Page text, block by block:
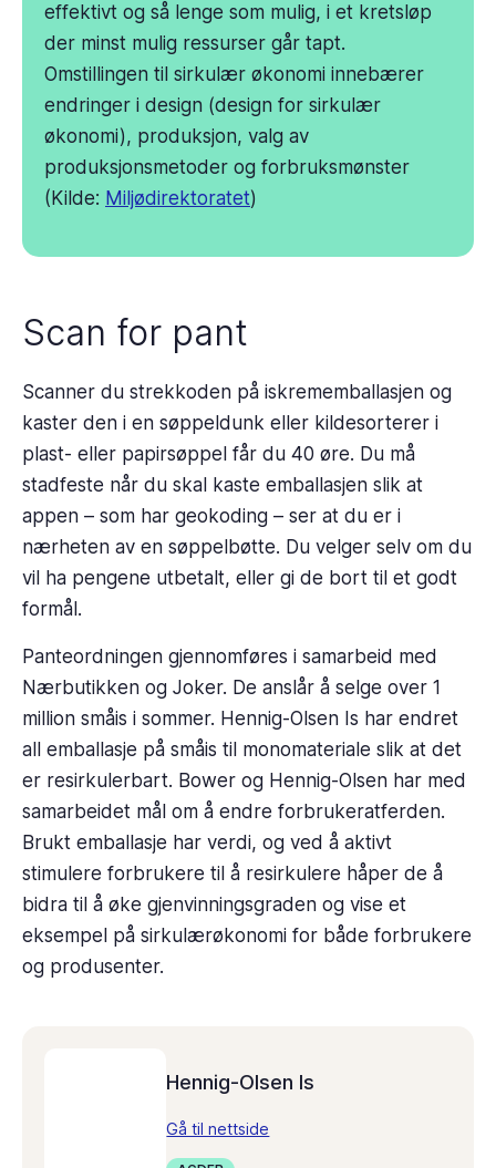
effektivt og så lenge som mulig, i et kretsløp
der minst mulig ressurser går tapt.
Omstillingen til sirkulær økonomi innebærer
endringer i design (design for sirkulær
økonomi), produksjon, valg av
produksjonsmetoder og forbruksmønster
(Kilde: Miljødirektoratet)
Scan for pant
Scanner du strekkoden på iskrememballasjen og
kaster den i en søppeldunk eller kildesorterer i
plast- eller papirsøppel får du 40 øre. Du må
stadfeste når du skal kaste emballasjen slik at
appen – som har geokoding – ser at du er i
nærheten av en søppelbøtte. Du velger selv om du
vil ha pengene utbetalt, eller gi de bort til et godt
formål.
Panteordningen gjennomføres i samarbeid med
Nærbutikken og Joker. De anslår å selge over 1
million småis i sommer. Hennig-Olsen Is har endret
all emballasje på småis til monomateriale slik at det
er resirkulerbart. Bower og Hennig-Olsen har med
samarbeidet mål om å endre forbrukeratferden.
Brukt emballasje har verdi, og ved å aktivt
stimulere forbrukere til å resirkulere håper de å
bidra til å øke gjenvinningsgraden og vise et
eksempel på sirkulærøkonomi for både forbrukere
og produsenter.
Hennig-Olsen Is
Gå til nettside